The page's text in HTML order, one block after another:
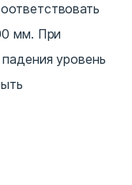
мм. При
уровень